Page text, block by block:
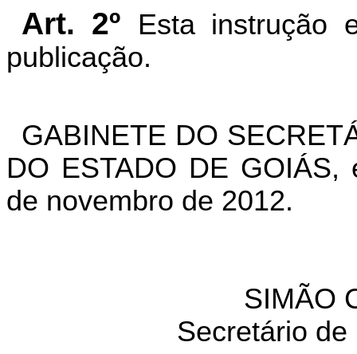
Art. 2º
Esta instrução
publicação.
GABINETE DO
DO ESTADO DE
de novembro de 2012.
SIMÃO
Secretário